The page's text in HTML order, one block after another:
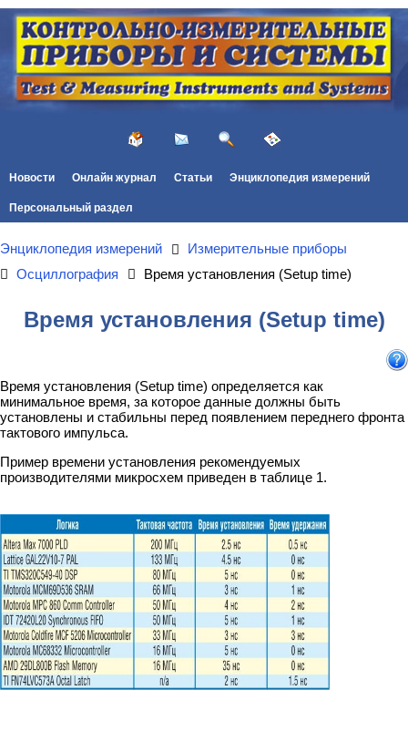
Новости Онлайн журнал Статьи Энциклопедия измерений
Персональный раздел
Энциклопедия измерений
Измерительные приборы
Осциллография
Время установления (Setup time)
Время установления (Setup time)
Время установления (Setup time) определяется как
минимальное время, за которое данные должны быть
установлены и стабильны перед появлением переднего фронта
тактового импульса.
Пример времени установления рекомендуемых
производителями микросхем приведен в таблице 1.